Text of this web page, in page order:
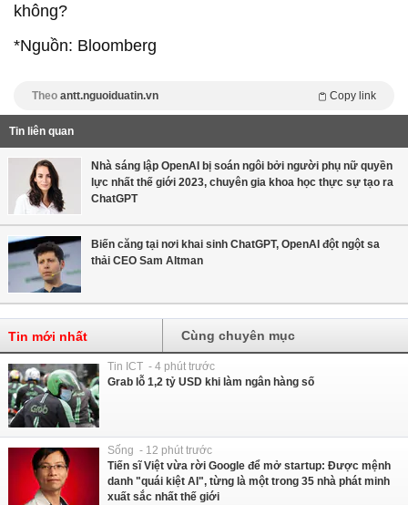
không?
*Nguồn: Bloomberg
Theo antt.nguoiduatin.vn Copy link
Tin liên quan
Nhà sáng lập OpenAI bị soán ngôi bởi người phụ nữ quyền
lực nhất thế giới 2023, chuyên gia khoa học thực sự tạo ra
ChatGPT
Biến căng tại nơi khai sinh ChatGPT, OpenAI đột ngột sa
thải CEO Sam Altman
Tin mới nhất Cùng chuyên mục
Tin ICT - 4 phút trước
Grab lỗ 1,2 tỷ USD khi làm ngân hàng số
Sống - 12 phút trước
Tiến sĩ Việt vừa rời Google để mở startup: Được mệnh
danh "quái kiệt AI", từng là một trong 35 nhà phát minh
xuất sắc nhất thế giới